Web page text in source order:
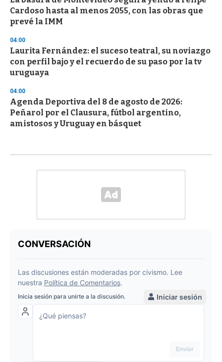
Cardoso hasta al menos 2055, con las obras que
prevé la IMM
04:00
Laurita Fernández: el suceso teatral, su noviazgo
con perfil bajo y el recuerdo de su paso por la tv
uruguaya
04:00
Agenda Deportiva del 8 de agosto de 2026:
Peñarol por el Clausura, fútbol argentino,
amistosos y Uruguay en básquet